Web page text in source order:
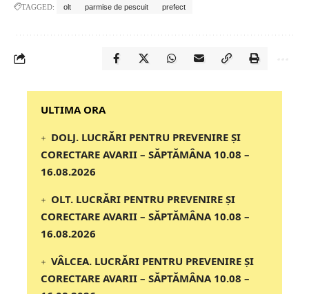
TAGGED: olt parmise de pescuit prefect
‎‎‎‎‎‎‎ULTIMA ORA
DOLJ. LUCRĂRI PENTRU PREVENIRE ȘI
CORECTARE AVARII – SĂPTĂMÂNA 10.08 –
16.08.2026
OLT. LUCRĂRI PENTRU PREVENIRE ȘI
CORECTARE AVARII – SĂPTĂMÂNA 10.08 –
16.08.2026
VÂLCEA. LUCRĂRI PENTRU PREVENIRE ȘI
CORECTARE AVARII – SĂPTĂMÂNA 10.08 –